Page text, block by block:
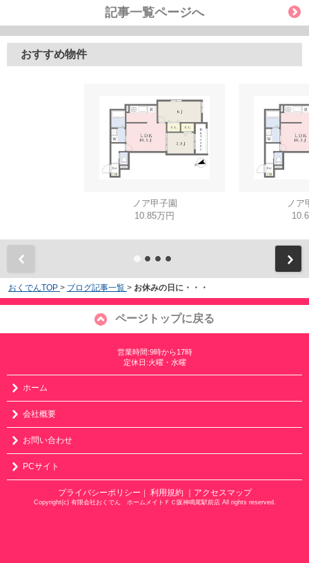
記事一覧ページへ
おすすめ物件
ノア甲子園
10.85万円
ノア
おくでんTOP > ブログ記事一覧 > お休みの日に・・・
ページトップに戻る
営業時間:9時から17時
定休日:火曜・水曜
ホーム
会社概要
お問い合わせ
PCサイト
プライバシーポリシー ｜ 利用規約 ｜アクセスマップ
Copyright(c) 有限会社おくでん ホームメイトＦＣ阪神鳴尾駅前店 All rights reserved.